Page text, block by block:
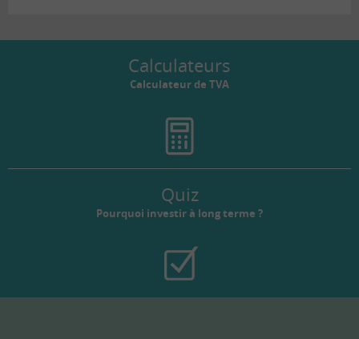
Calculateurs
Calculateur de TVA
Quiz
Pourquoi investir à long terme ?